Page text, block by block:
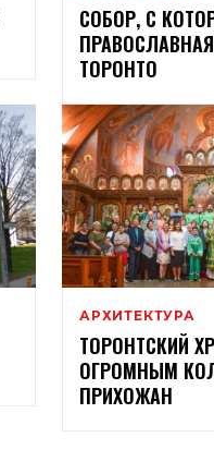
СОБОР, С
ТОРОНТО
АРХИТЕКТУРА
ТОРОНТСКИЙ
ОГРОМНЫМ
ПРИХОЖАН